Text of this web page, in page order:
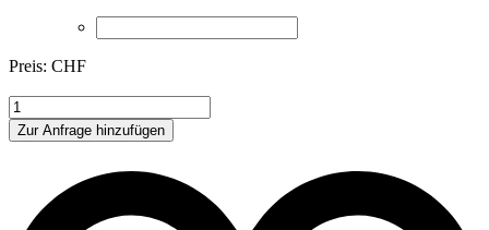
Preis: CHF
LF350
Menge
Zur Anfrage hinzufügen